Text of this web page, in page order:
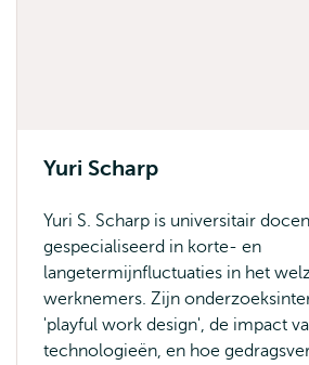
Yuri Scharp
Yuri S. Scharp is universitair
gespecialiseerd in korte- en
langetermijnfluctuaties in het
werknemers. Zijn
'playful work design', de impact
technologieën, en hoe